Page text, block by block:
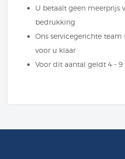
U betaalt geen meerprijs
bedrukking
Ons servicegerichte
voor u klaar
Voor dit aantal geldt 4 -